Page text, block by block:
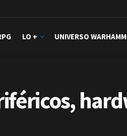
LO + UNIVERSO